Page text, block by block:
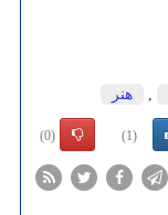
, هنر
(1)
(0)